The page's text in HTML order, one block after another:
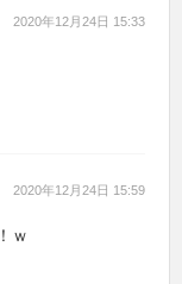
2020年12月24日 15:33
2020年12月24日 15:59
ｗ